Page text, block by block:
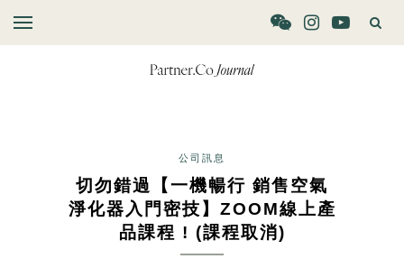
公司訊息
切勿錯過【一機暢行 銷售空氣
淨化器入門密技】ZOOM線上產
品課程 ! (課程取消)